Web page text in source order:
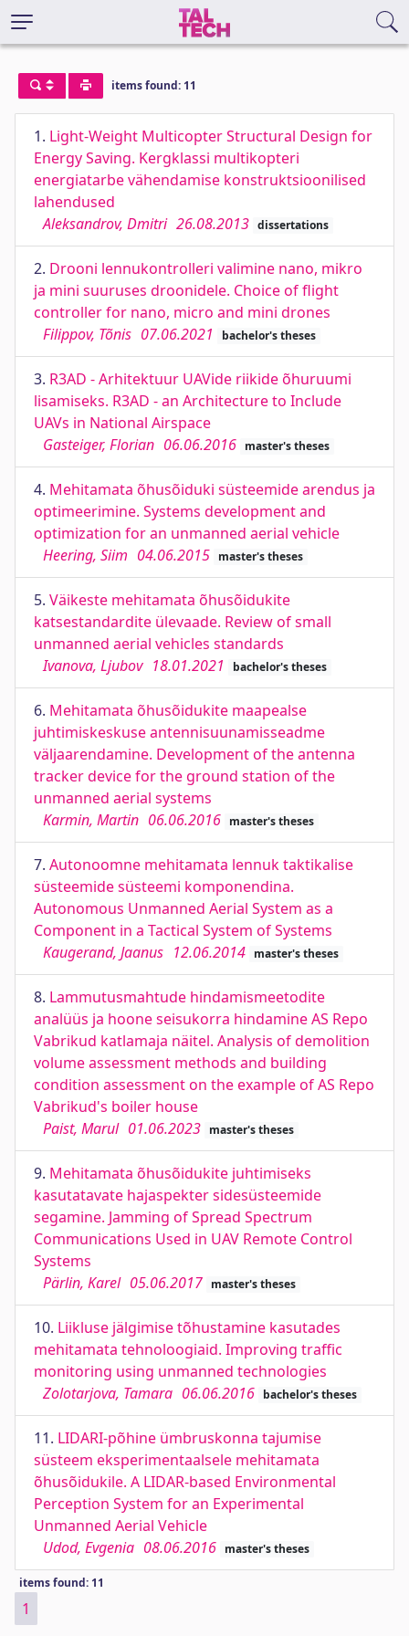
items found: 11
1. Light-Weight Multicopter Structural Design for
Energy Saving. Kergklassi multikopteri
energiatarbe vähendamise konstruktsioonilised
lahendused
Aleksandrov, Dmitri 26.08.2013 dissertations
2. Drooni lennukontrolleri valimine nano, mikro
ja mini suuruses droonidele. Choice of flight
controller for nano, micro and mini drones
Filippov, Tõnis 07.06.2021 bachelor's theses
3. R3AD - Arhitektuur UAVide riikide õhuruumi
lisamiseks. R3AD - an Architecture to Include
UAVs in National Airspace
Gasteiger, Florian 06.06.2016 master's theses
4. Mehitamata õhusõiduki süsteemide arendus ja
optimeerimine. Systems development and
optimization for an unmanned aerial vehicle
Heering, Siim 04.06.2015 master's theses
5. Väikeste mehitamata õhusõidukite
katsestandardite ülevaade. Review of small
unmanned aerial vehicles standards
Ivanova, Ljubov 18.01.2021 bachelor's theses
6. Mehitamata õhusõidukite maapealse
juhtimiskeskuse antennisuunamisseadme
väljaarendamine. Development of the antenna
tracker device for the ground station of the
unmanned aerial systems
Karmin, Martin 06.06.2016 master's theses
7. Autonoomne mehitamata lennuk taktikalise
süsteemide süsteemi komponendina.
Autonomous Unmanned Aerial System as a
Component in a Tactical System of Systems
Kaugerand, Jaanus 12.06.2014 master's theses
8. Lammutusmahtude hindamismeetodite
analüüs ja hoone seisukorra hindamine AS Repo
Vabrikud katlamaja näitel. Analysis of demolition
volume assessment methods and building
condition assessment on the example of AS Repo
Vabrikud's boiler house
Paist, Marul 01.06.2023 master's theses
9. Mehitamata õhusõidukite juhtimiseks
kasutatavate hajaspekter sidesüsteemide
segamine. Jamming of Spread Spectrum
Communications Used in UAV Remote Control
Systems
Pärlin, Karel 05.06.2017 master's theses
10. Liikluse jälgimise tõhustamine kasutades
mehitamata tehnoloogiaid. Improving traffic
monitoring using unmanned technologies
Zolotarjova, Tamara 06.06.2016 bachelor's theses
11. LIDARI-põhine ümbruskonna tajumise
süsteem eksperimentaalsele mehitamata
õhusõidukile. A LIDAR-based Environmental
Perception System for an Experimental
Unmanned Aerial Vehicle
Udod, Evgenia 08.06.2016 master's theses
items found: 11
1